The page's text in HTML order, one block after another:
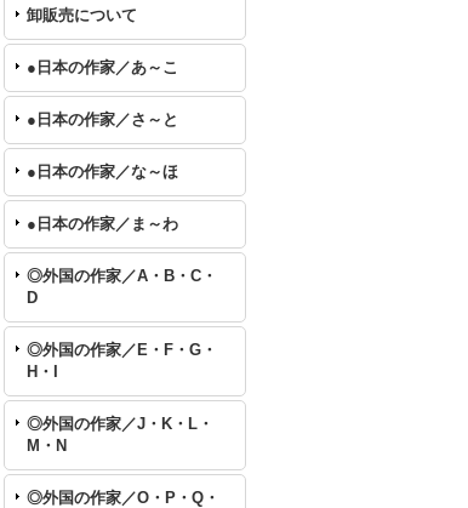
卸販売について
●日本の作家／あ～こ
●日本の作家／さ～と
●日本の作家／な～ほ
●日本の作家／ま～わ
◎外国の作家／A・B・C・
D
◎外国の作家／E・F・G・
H・I
◎外国の作家／J・K・L・
M・N
◎外国の作家／O・P・Q・